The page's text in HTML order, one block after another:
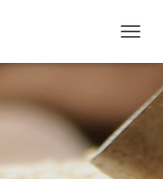
A
G
I